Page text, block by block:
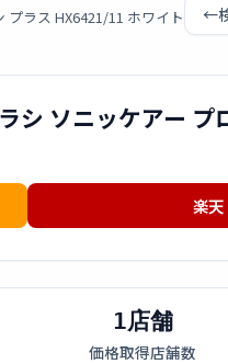
プラス HX6421/11 ホワイト ←
シ ソニッケアー
楽天
1店舗
価格取得店舗数